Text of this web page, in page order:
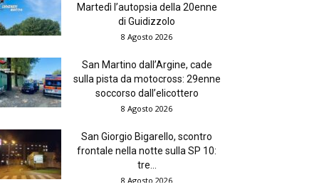
Martedì l’autopsia della 20enne
di Guidizzolo
8 Agosto 2026
San Martino dall’Argine, cade
sulla pista da motocross: 29enne
soccorso dall’elicottero
8 Agosto 2026
San Giorgio Bigarello, scontro
frontale nella notte sulla SP 10:
tre...
8 Agosto 2026